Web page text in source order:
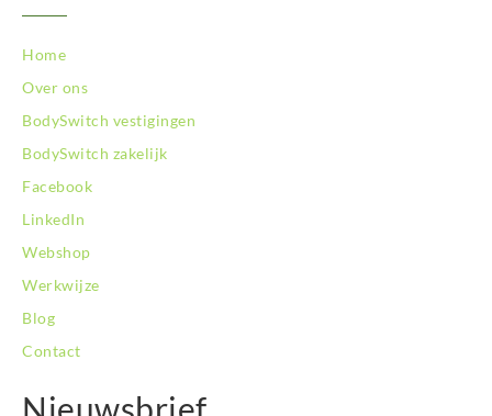
Home
Over ons
BodySwitch vestigingen
BodySwitch zakelijk
Facebook
LinkedIn
Webshop
Werkwijze
Blog
Contact